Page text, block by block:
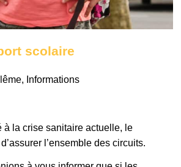
scolaire
, Informations
à la crise sanitaire actuelle, le
l’ensemble des circuits.